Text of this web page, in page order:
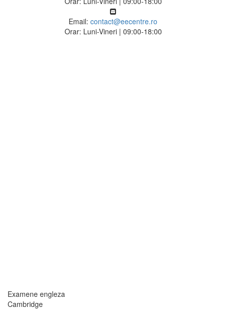
Email: contact@eecentre.ro
Orar: Luni-Vineri | 09:00-18:00
Examene engleza
Cambridge